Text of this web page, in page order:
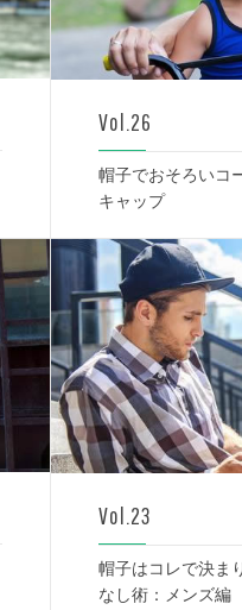
Vol.26
帽子でおそろいコ
キャップ
Vol.23
帽子はコレで決ま
なし術：メンズ編